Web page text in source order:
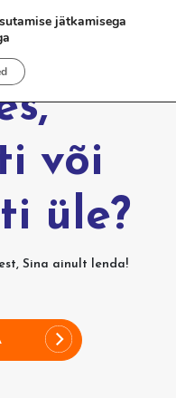
lend
või
üle?
Sina ainult lenda!
jätkamisega